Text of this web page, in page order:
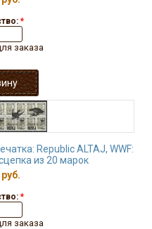
*
заказа
Republic ALTAJ, WWF:
из 20 марок
*
заказа